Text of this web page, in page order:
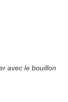
avec le bouillon